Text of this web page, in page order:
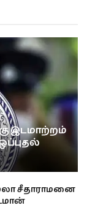
இடமாற்றம்
சீதாராமனை